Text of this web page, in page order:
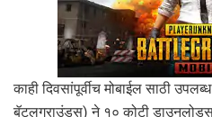
काही दिवसांपूर्वीच मोबाईल साठी
बॅटलग्राउंड्स) ने १० कोटी